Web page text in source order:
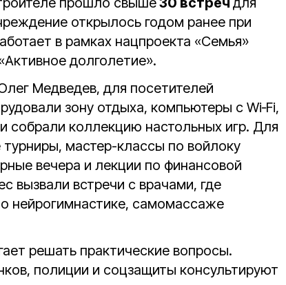
открылось годом ранее при
в рамках нацпроекта «Семья»
долголетие».
Медведев, для посетителей
зону отдыха, компьютеры с Wi‑Fi,
собрали коллекцию настольных игр. Для
мастер-классы по войлоку
вечера и лекции по финансовой
вызвали встречи с врачами, где
нейрогимнастике, самомассаже
решать практические вопросы.
полиции и соцзащиты консультируют